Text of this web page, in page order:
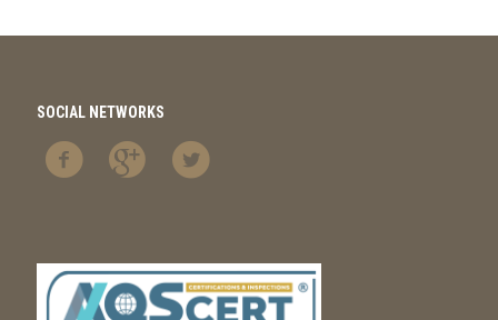
SOCIAL NETWORKS